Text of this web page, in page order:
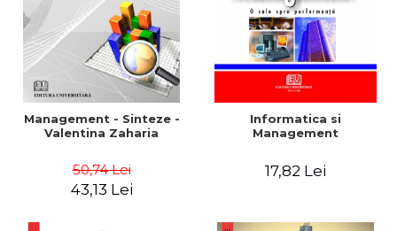
Management - Sinteze -
Valentina Zaharia
50,74 Lei
43,13 Lei
Informatica si
Management
17,82 Lei